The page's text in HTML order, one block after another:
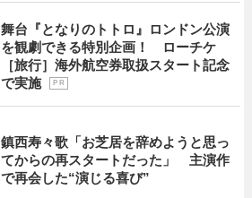
舞台『となりのトトロ』ロンドン公演
を観劇できる特別企画！ ローチケ
［旅行］海外航空券取扱スタート記念
で実施
P R
鎮西寿々歌「お芝居を辞めようと思っ
てからの再スタートだった」 主演作
で再会した“演じる喜び”